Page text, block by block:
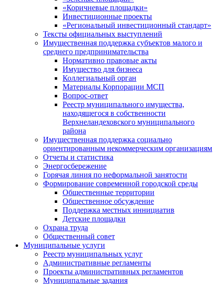
«Коричневые площадки»
Инвестиционные проекты
«Региональный инвестиционный стандарт»
Тексты официальных выступлений
Имущественная поддержка субъектов малого и
среднего предпринимательства
Нормативно правовые акты
Имущество для бизнеса
Коллегиальный орган
Материалы Корпорации МСП
Вопрос-ответ
Реестр муниципального имущества,
находящегося в собственности
Верхнеландеховского муниципального
района
Имущественная поддержка социально
ориентированным некоммерческим организациям
Отчеты и статистика
Энергосбережение
Горячая линия по неформальной занятости
Формирование современной городской среды
Общественные территории
Общественное обсуждение
Поддержка местных иннициатив
Детские площадки
Охрана труда
Общественный совет
Муниципальные услуги
Реестр муниципальных услуг
Административные регламенты
Проекты административных регламентов
Муниципальные задания